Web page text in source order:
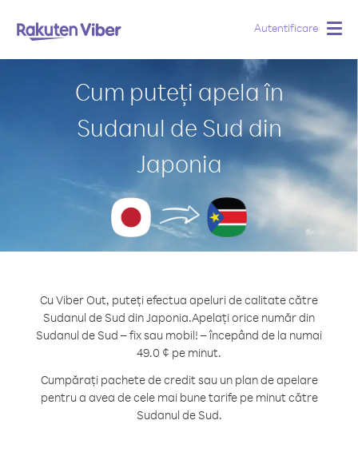
Autentificare
Cum puteți apela în
Sudanul de Sud din
Japonia
Cu Viber Out, puteți efectua apeluri de calitate către
Sudanul de Sud din Japonia.Apelați orice număr din
Sudanul de Sud – fix sau mobil! – începând de la numai
49.0 ¢ pe minut.
Cumpărați pachete de credit sau un plan de apelare
pentru a avea de cele mai bune tarife pe minut către
Sudanul de Sud.